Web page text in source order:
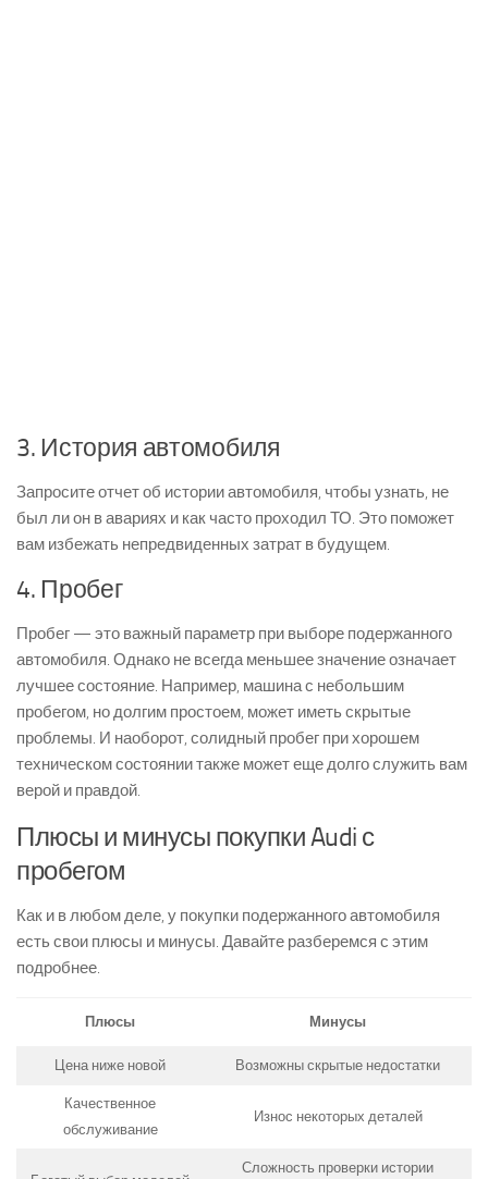
3. История автомобиля
Запросите отчет об истории автомобиля, чтобы узнать, не
был ли он в авариях и как часто проходил ТО. Это поможет
вам избежать непредвиденных затрат в будущем.
4. Пробег
Пробег — это важный параметр при выборе подержанного
автомобиля. Однако не всегда меньшее значение означает
лучшее состояние. Например, машина с небольшим
пробегом, но долгим простоем, может иметь скрытые
проблемы. И наоборот, солидный пробег при хорошем
техническом состоянии также может еще долго служить вам
верой и правдой.
Плюсы и минусы покупки Audi с
пробегом
Как и в любом деле, у покупки подержанного автомобиля
есть свои плюсы и минусы. Давайте разберемся с этим
подробнее.
Плюсы Минусы
Цена ниже новой Возможны скрытые недостатки
Качественное
обслуживание
Износ некоторых деталей
Сложность проверки истории